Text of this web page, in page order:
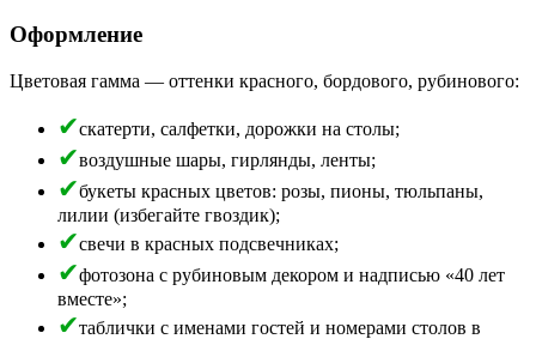
Оформление
Цветовая гамма — оттенки красного, бордового, рубинового:
скатерти, салфетки, дорожки на столы;
воздушные шары, гирлянды, ленты;
букеты красных цветов: розы, пионы, тюльпаны,
лилии (избегайте гвоздик);
свечи в красных подсвечниках;
фотозона с рубиновым декором и надписью «40 лет
вместе»;
таблички с именами гостей и номерами столов в